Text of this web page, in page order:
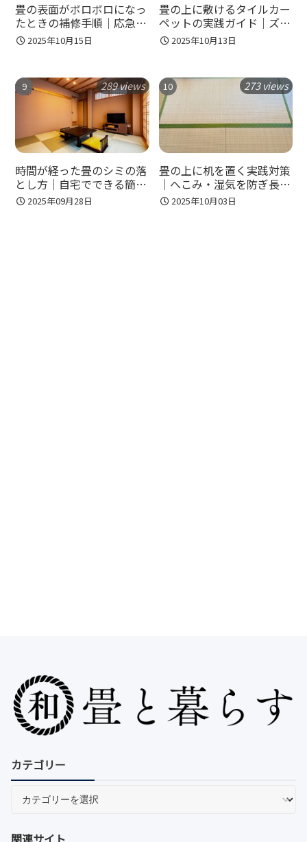
畳の表面がボロボロになっ
たときの補修手順｜応急処
置から長持ち対策まで写真
でわかる
2025年10月15日
畳の上に敷けるタイルカー
ペットの実践ガイド｜ズレ
対策とお手入れで長持ちさ
せる方法
2025年10月13日
時間が経った畳のシミの落
とし方｜自宅でできる簡単
ステップとプロ依頼の目安
289 views
2025年09月28日
畳の上に机を置く実践対策
｜へこみ・湿気を防ぎ長持
ちさせる具体手順
273 views
2025年10月03日
カテゴリー